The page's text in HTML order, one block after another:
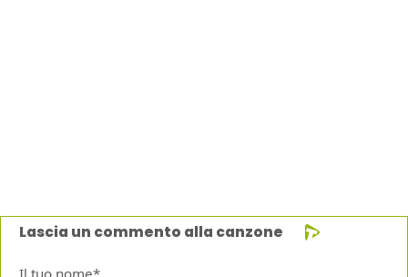
Lascia un commento alla canzone